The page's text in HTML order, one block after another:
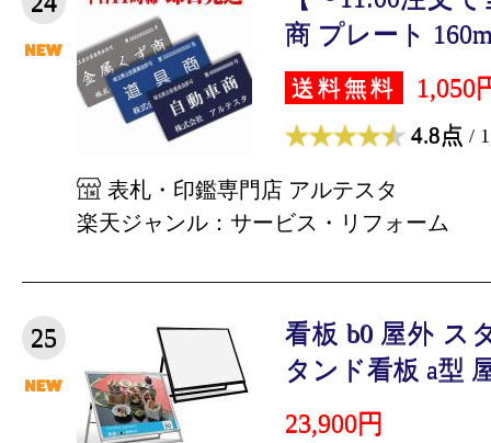
商 プレート
送料無料 1,050
4.8点 /
表札・印鑑専門店 アルテスタ
楽天ジャンル：サービス・リフォーム
25
看板 b0 屋外 ス
タンド看板 a型
23,900円